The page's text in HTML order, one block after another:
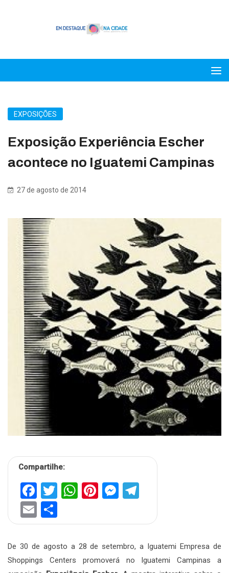
EXPOSIÇÕES
Exposição Experiência Escher
acontece no Iguatemi Campinas
27 de agosto de 2014
Compartilhe:
Facebook
Twitter
WhatsApp
Pinterest
Messenger
Email
De 30 de agosto a 28 de setembro, a Iguatemi Empresa de
Shoppings Centers promoverá no Iguatemi Campinas a